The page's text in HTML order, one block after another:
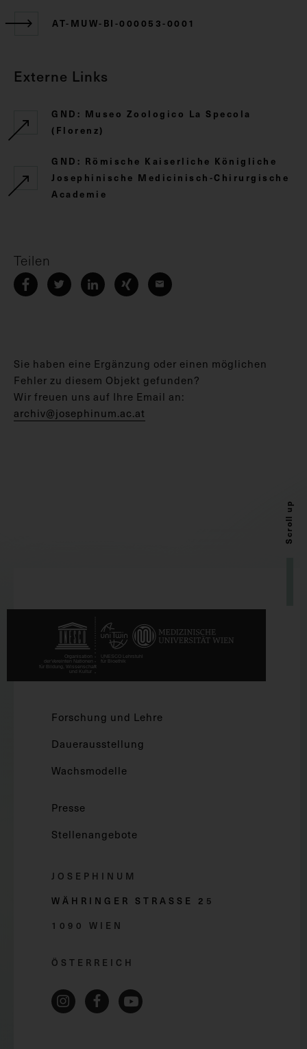
AT-MUW-BI-000053-0001
Externe Links
GND: Museo Zoologico La Specola
(Florenz)
GND: Römische Kaiserliche Königliche
Josephinische Medicinisch-Chirurgische
Academie
Teilen
Sie haben eine Ergänzung oder einen möglichen
Fehler zu diesem Objekt gefunden?
Wir freuen uns auf Ihre Email an:
archiv@josephinum.ac.at
Scroll up
Forschung und Lehre
Dauerausstellung
Wachsmodelle
Presse
Stellenangebote
JOSEPHINUM
WÄHRINGER STRASSE 2 5
1090 WIEN
ÖSTERREICH